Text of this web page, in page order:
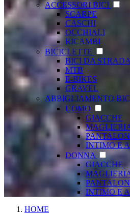
ACCESSORI BICI
SCARPE
CASCHI
OCCHIALI
RICAMBI
BICICLETTE
BICI DA STRADA
MTB
E-BIKES
GRAVEL
ABBIGLIAMENTO
UOMO
GIACCHE
INTIMO E
DONNA
GIACCHE
INTIMO E
HOME